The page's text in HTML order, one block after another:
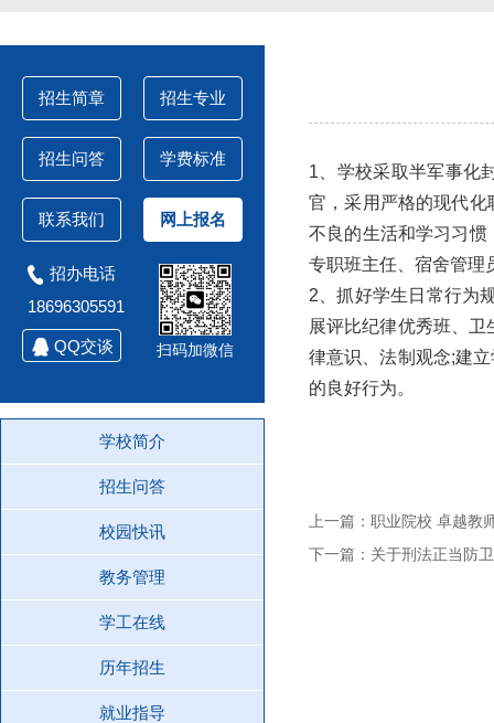
招生简章 招生专业
招生问答 学费标准
联系我们 网上报名
招办电话
18696305591
QQ交谈 扫码加微信
学校简介
招生问答
校园快讯
教务管理
学工在线
历年招生
就业指导
1、学校采取半军事化
官，采用严格的现代
不良的生活和学习习
专职班主任、宿舍管理
2、抓好学生日常行为
展评比纪律优秀班、
律意识、法制观念;建
的良好行为。
上一篇：职业院校 卓越教
下一篇：关于刑法正当防